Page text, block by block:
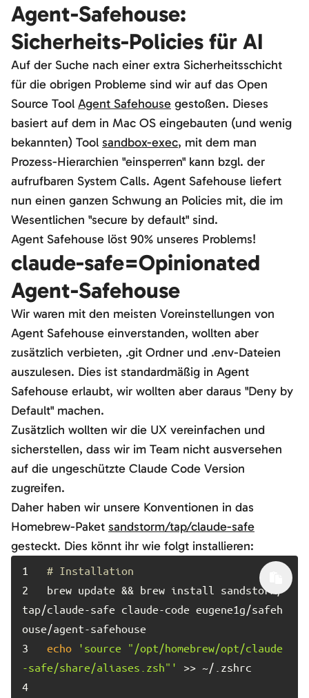
Agent-Safehouse:
Sicherheits-Policies für AI
Auf der Suche nach einer extra Sicherheitsschicht
für die obrigen Probleme sind wir auf das Open
Source Tool Agent Safehouse gestoßen. Dieses
basiert auf dem in Mac OS eingebauten (und wenig
bekannten) Tool sandbox-exec, mit dem man
Prozess-Hierarchien "einsperren" kann bzgl. der
aufrufbaren System Calls. Agent Safehouse liefert
nun einen ganzen Schwung an Policies mit, die im
Wesentlichen "secure by default" sind.
Agent Safehouse löst 90% unseres Problems!
claude-safe=Opinionated
Agent-Safehouse
Wir waren mit den meisten Voreinstellungen von
Agent Safehouse einverstanden, wollten aber
zusätzlich verbieten, .git Ordner und .env-Dateien
auszulesen. Dies ist standardmäßig in Agent
Safehouse erlaubt, wir wollten aber daraus "Deny by
Default" machen.
Zusätzlich wollten wir die UX vereinfachen und
sicherstellen, dass wir im Team nicht ausversehen
auf die ungeschützte Claude Code Version
zugreifen.
Daher haben wir unsere Konventionen in das
Homebrew-Paket sandstorm/tap/claude-safe
gesteckt. Dies könnt ihr wie folgt installieren:
# Installation
brew update && brew install sandstorm/
tap/claude-safe claude-code eugene1g/safeh
echo
'source "/opt/homebrew/opt/claude
-safe/share/aliases.zsh"'